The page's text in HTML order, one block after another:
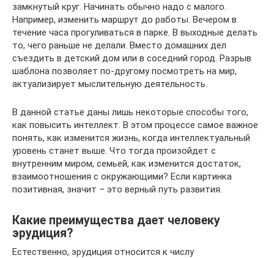
замкнутый круг. Начинать обычно надо с малого.
Например, изменить маршрут до работы. Вечером в
течение часа прогуливаться в парке. В выходные делать
то, чего раньше не делали. Вместо домашних дел
съездить в детский дом или в соседний город. Разрыв
шаблона позволяет по-другому посмотреть на мир,
актуализирует мыслительную деятельность.
В данной статье даны лишь некоторые способы того,
как повысить интеллект. В этом процессе самое важное
понять, как изменится жизнь, когда интеллектуальный
уровень станет выше. Что тогда произойдет с
внутренним миром, семьей, как изменится достаток,
взаимоотношения с окружающими? Если картинка
позитивная, значит – это верный путь развития.
Какие преимущества дает человеку
эрудиция?
Естественно, эрудиция относится к числу